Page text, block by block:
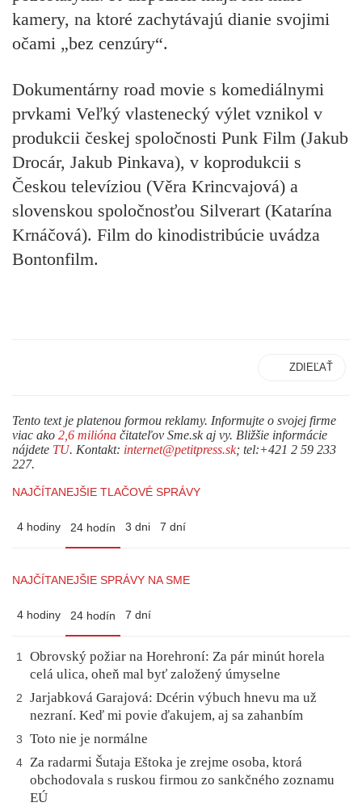
kamery, na ktoré zachytávajú dianie svojimi
očami „bez cenzúry“.
Dokumentárny road movie s komediálnymi
prvkami Veľký vlastenecký výlet vznikol v
produkcii českej spoločnosti Punk Film (Jakub
Drocár, Jakub Pinkava), v koprodukcii s
Českou televíziou (Věra Krincvajová) a
slovenskou spoločnosťou Silverart (Katarína
Krnáčová). Film do kinodistribúcie uvádza
Bontonfilm.
ZDIEĽAŤ
Tento text je platenou formou reklamy. Informujte o svojej firme
viac ako 2,6 milióna čitateľov Sme.sk aj vy. Bližšie informácie
nájdete TU. Kontakt: internet@petitpress.sk; tel:+421 2 59 233
227.
NAJČÍTANEJŠIE TLAČOVÉ SPRÁVY
4 hodiny 24 hodín 3 dni 7 dní
NAJČÍTANEJŠIE SPRÁVY NA SME
4 hodiny 24 hodín 7 dní
1
Obrovský požiar na Horehroní: Za pár minút horela
celá ulica, oheň mal byť založený úmyselne
2
Jarjabková Garajová: Dcérin výbuch hnevu ma už
nezraní. Keď mi povie ďakujem, aj sa zahanbím
3 Toto nie je normálne
4 Za radarmi Šutaja Eštoka je zrejme osoba, ktorá
obchodovala s ruskou firmou zo sankčného zoznamu
EÚ